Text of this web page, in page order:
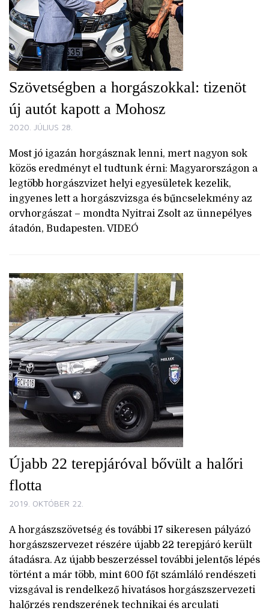
Szövetségben a horgászokkal: tizenöt
új autót kapott a Mohosz
2020. JÚLIUS 28.
Most jó igazán horgásznak lenni, mert nagyon sok
közös eredményt el tudtunk érni: Magyarországon a
legtöbb horgászvizet helyi egyesületek kezelik,
ingyenes lett a horgászvizsga és bűncselekmény az
orvhorgászat – mondta Nyitrai Zsolt az ünnepélyes
átadón, Budapesten. VIDEÓ
Újabb 22 terepjáróval bővült a halőri
flotta
2019. OKTÓBER 22.
A horgászszövetség és további 17 sikeresen pályázó
horgászszervezet részére újabb 22 terepjáró került
átadásra. Az újabb beszerzéssel további jelentős lépés
történt a már több, mint 600 főt számláló rendészeti
vizsgával is rendelkező hivatásos horgászszervezeti
halőrzés rendszerének technikai és arculati